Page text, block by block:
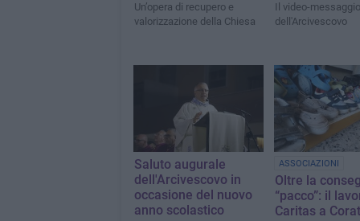
Un’opera di recupero e
valorizzazione della Chiesa
Il video-messaggio
dell'Arcivescovo
Saluto augurale
dell'Arcivescovo in
occasione del nuovo
anno scolastico
ASSOCIAZIONI
Oltre la
“pacco”: il
Caritas a